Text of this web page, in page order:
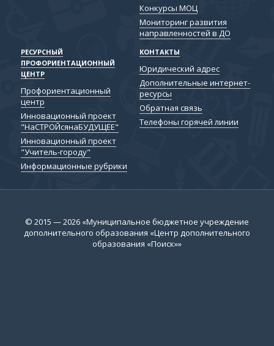
Конкурсы МОЦ
Мониторинг развития
направленностей в ДО
РЕСУРСНЫЙ
ПРОФОРИЕНТАЦИОННЫЙ
ЦЕНТР
Профориентационный
центр
Инновационный проект
"НаСТРОЙсянаБУДУЩЕЕ"
Инновационный проект
"Учитель-городу"
Информационные рубрики
КОНТАКТЫ
Юридический адрес
Дополнительные интернет-
ресурсы
Обратная связь
Телефоны горячей линии
© 2015 — 2026 «Муниципальное бюджетное учреждение
дополнительного образования «Центр дополнительного
образования «Поиск»»